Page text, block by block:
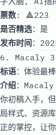
票数: 🔺223
是否精选：是
发布时间 ：
6. Macaly
标语：体验最
介绍：Macaly
你初稿入手，
局样式、资源
正的掌控，让